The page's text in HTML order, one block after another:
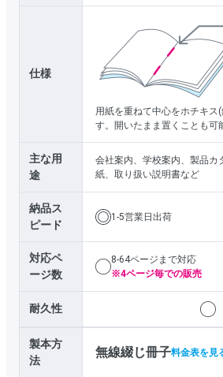
仕様
用紙を重ねて中心をホチキス
す。開いたまま置くことも可
主な用
途
会社案内、学校案内、製品カ
紙、取り扱い説明書など
納品ス
ピード
1-5営業日出荷
対応ペ
ージ数
8-64ページまで対応
※4ページ毎での販売
耐久性
製本方
法
無線綴じ冊子料金表を見